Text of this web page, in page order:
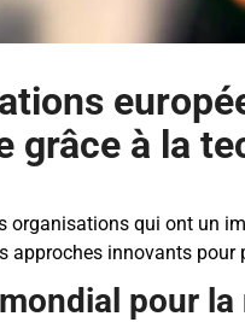
grâce à la
organisations qui ont un
approches innovants pour
pour